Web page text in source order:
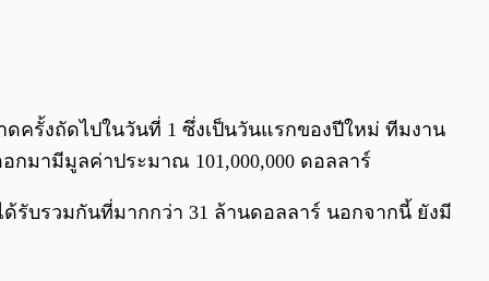
ดครั้งถัดไปในวันที่ 1 ซึ่งเป็นวันแรกของปีใหม่ ทีมงาน
กมามีมูลค่าประมาณ 101,000,000 ดอลลาร์
บรวมกันที่มากกว่า 31 ล้านดอลลาร์ นอกจากนี้ ยังมี